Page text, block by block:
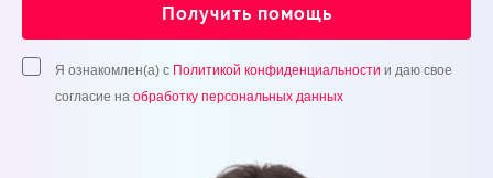
Получить помощь
Я ознакомлен(а) с Политикой конфиденциальности и даю свое
согласие на обработку персональных данных